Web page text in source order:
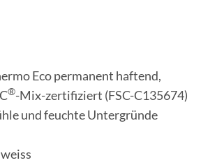
Eco permanent haftend,
®-Mix-zertifiziert (FSC-C135674)
und feuchte Untergründe